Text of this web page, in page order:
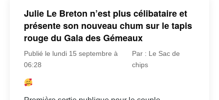
Julie Le Breton n’est plus célibataire et
présente son nouveau chum sur le tapis
rouge du Gala des Gémeaux
Publié le lundi 15 septembre à
06:28
Par : Le Sac de
chips